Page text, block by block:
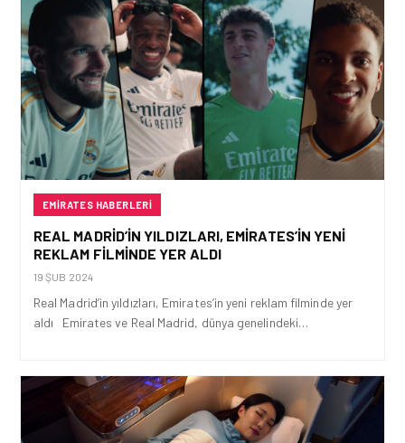
EMIRATES HABERLERI
REAL MADRID’IN YILDIZLARI, EMIRATES’IN YENI
REKLAM FILMINDE YER ALDI
19 ŞUB 2024
Real Madrid’in yıldızları, Emirates’in yeni reklam filminde yer
aldı Emirates ve Real Madrid, dünya genelindeki…